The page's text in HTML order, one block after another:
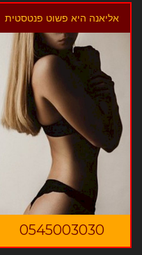
אליאנה היא פשוט פנטסטית
0545003030